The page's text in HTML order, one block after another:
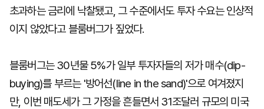
초과하는 금리에 낙찰됐고, 그 수준에서도 투자 수요는 인상적
이지 않았다고 블룸버그가 짚었다.
블룸버그는 30년물 5%가 일부 투자자들의 저가 매수(dip-
buying)를 부르는 '방어선(line in the sand)'으로 여겨졌지
만, 이번 매도세가 그 가정을 흔들면서 31조달러 규모의 미국